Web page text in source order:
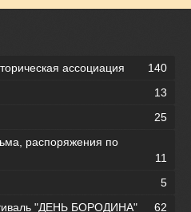
ассоциация
140
13
25
распоряжения по
11
5
"ДЕНЬ БОРОДИНА"
62